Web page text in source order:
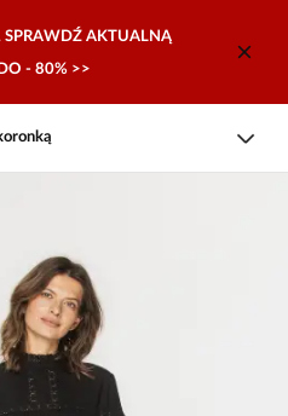
SPRAWDŹ AKTUALNĄ
- 80% >>